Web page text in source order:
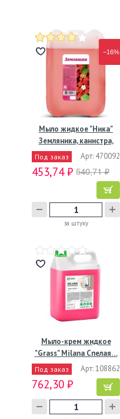
−16%
Мыло жидкое "Ника"
Земляника, канистра,
5000…
Под заказ Арт: 470092
453,74 ₽ 540,71 ₽
за штуку
Мыло-крем жидкое
"Grass" Milana Спелая…
Под заказ Арт: 108862
762,30 ₽